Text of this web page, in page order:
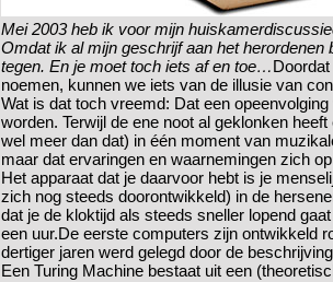
Mei 2003 heb ik voor mijn
Omdat ik al mijn geschrijf aan het
tegen. En je moet toch iets af en toe…
noemen, kunnen we iets van de illusie van
Wat is dat toch vreemd: Dat een
worden. Terwijl de ene noot al geklonken
wel meer dan dat) in één moment van
maar dat ervaringen en waarnemingen zich
Het apparaat dat je daarvoor hebt is je
zich nog steeds doorontwikkeld) in de
dat je de kloktijd als steeds sneller lopend
een uur.De eerste computers zijn ontwikkeld
dertiger jaren werd gelegd door de
Een Turing Machine bestaat uit een